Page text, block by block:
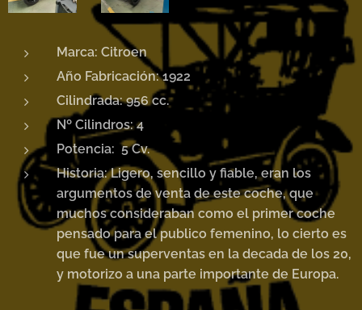
Marca: Citroen
Año Fabricación: 1922
Cilindrada: 956 cc.
Nº Cilindros: 4
Potencia: 5 Cv.
Historia: Ligero, sencillo y fiable, eran los
argumentos de venta de este coche, que
muchos consideraban como el primer coche
pensado para el publico femenino, lo cierto es
que fue un superventas en la decada de los 20,
y motorizo a una parte importante de Europa.